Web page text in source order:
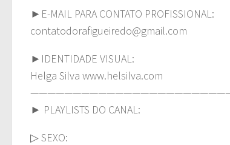
►E-MAIL PARA CONTATO PROFISSIONAL:
contatodorafigueiredo@gmail.com
►IDENTIDADE VISUAL:
Helga Silva www.helsilva.com
► PLAYLISTS DO CANAL:
▷ SEXO: